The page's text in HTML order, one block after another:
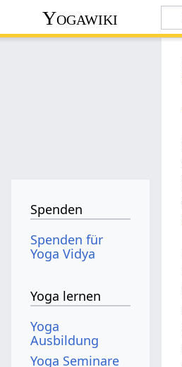
Yogawiki
Spenden
Spenden für
Yoga Vidya
Yoga lernen
Yoga
Ausbildung
Yoga Seminare